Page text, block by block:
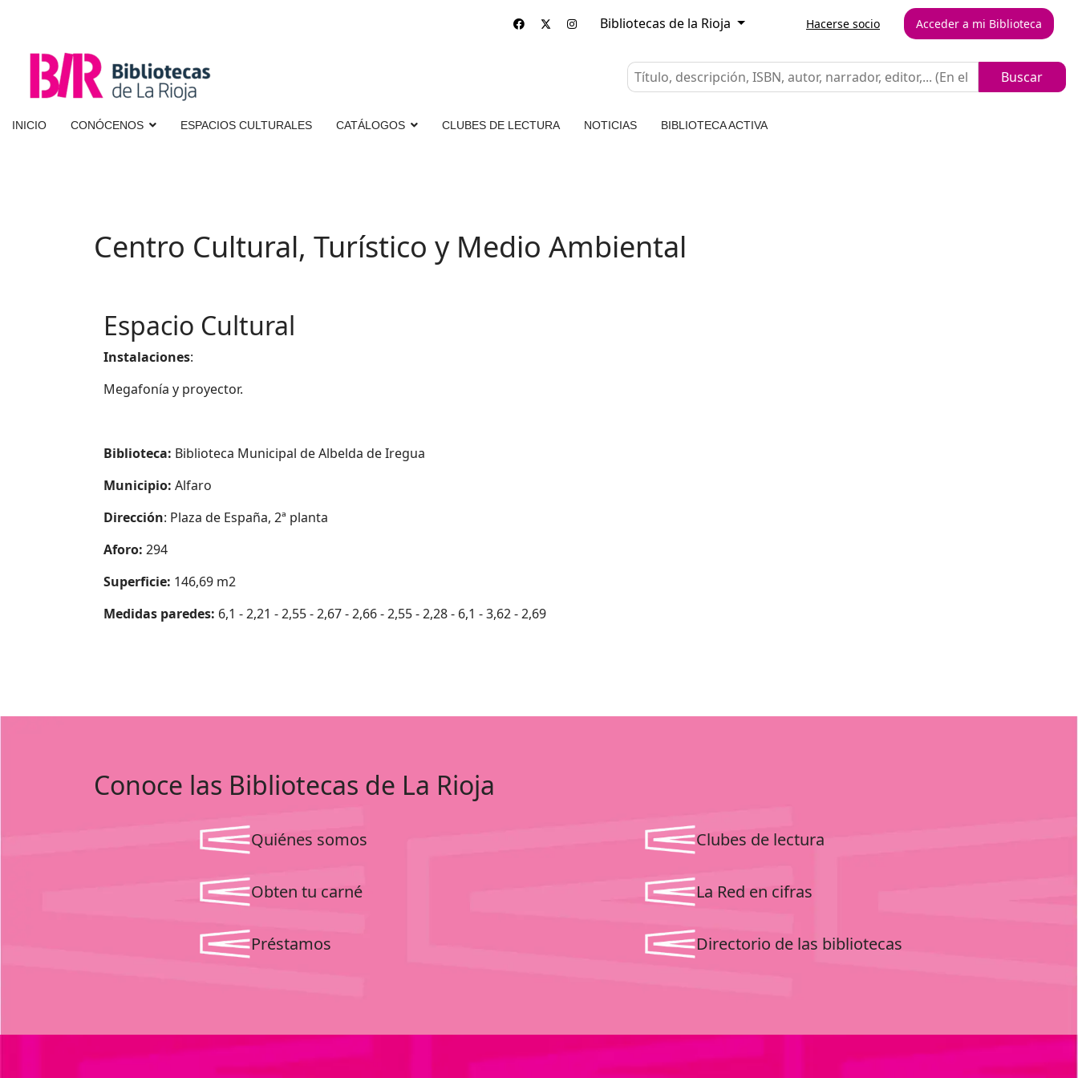
Bibliotecas de la Rioja Hacerse socio Acceder a mi Biblioteca
INICIO CONÓCENOS ESPACIOS CULTURALES CATÁLOGOS CLUBES DE LECTURA NOTICIAS BIBLIOTECA ACTIVA
Centro Cultural, Turístico y Medio Ambiental
Espacio Cultural
Instalaciones:
Megafonía y proyector.
Biblioteca: Biblioteca Municipal de Albelda de Iregua
Municipio: Alfaro
Dirección: Plaza de España, 2ª planta
Aforo: 294
Superficie: 146,69 m2
Medidas paredes: 6,1 - 2,21 - 2,55 - 2,67 - 2,66 - 2,55 - 2,28 - 6,1 - 3,62 - 2,69
Conoce las Bibliotecas de La Rioja
Quiénes somos
Obten tu carné
Préstamos
Clubes de lectura
La Red en cifras
Directorio de las bibliotecas